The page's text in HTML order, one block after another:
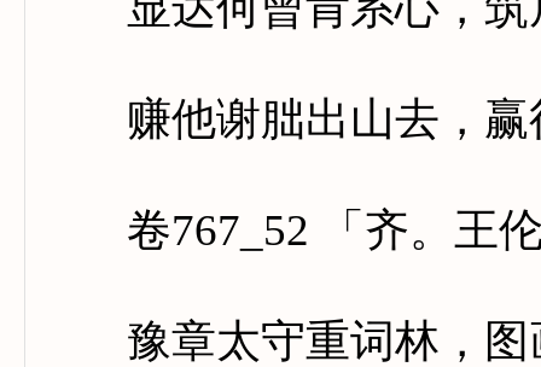
赚他谢朏出山去，赢
卷767_52 「齐。王伦
豫章太守重词林，图